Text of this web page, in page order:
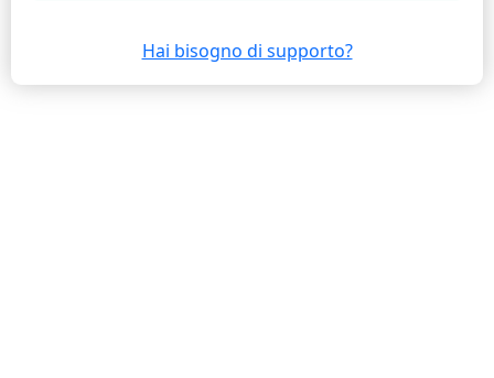
Hai bisogno di supporto?